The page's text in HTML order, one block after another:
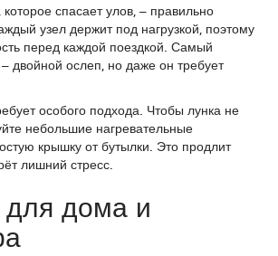
спасает улов, – правильно
узел держит под нагрузкой, поэтому
перед каждой поездкой. Самый
двойной ослеп, но даже он требует
особого подхода. Чтобы лунка не
небольшие нагревательные
крышку от бутылки. Это продлит
лишний стресс.
дома и